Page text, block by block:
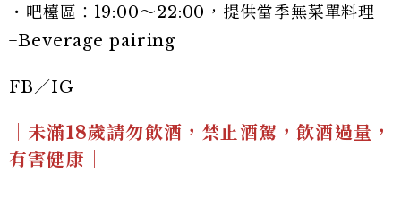
・吧檯區：19:00～22:00⁣，提供當季無菜單料理
+Beverage pairing
FB／IG
｜未滿18歲請勿飲酒，禁止酒駕，飲酒過量，
有害健康｜